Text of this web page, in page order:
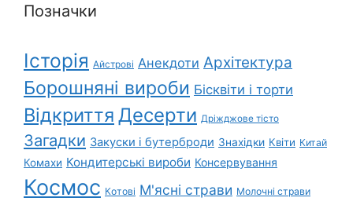
Позначки
Історія Айстрові Анекдоти Архітектура
Борошняні вироби Бісквіти і торти
Відкриття Десерти Дріжджове тісто
Загадки Закуски і бутерброди Знахідки Квіти Китай
Комахи Кондитерські вироби Консервування
Космос Котові М'ясні страви Молочні страви